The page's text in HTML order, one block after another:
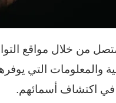
من خلال مواقع
والمعلومات التي
في اكتشاف أسمائهم.